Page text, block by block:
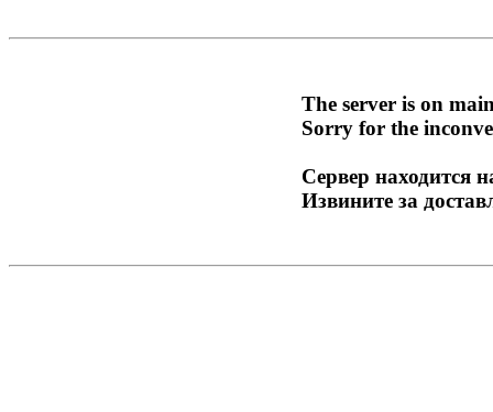
The server is on
Sorry for the
Сервер находится
Извините за